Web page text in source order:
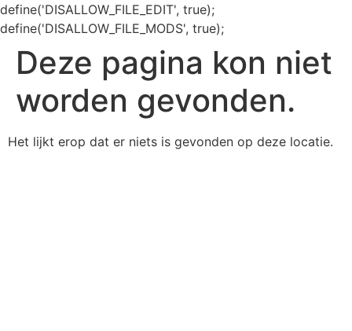
define('DISALLOW_FILE_EDIT', true);
define('DISALLOW_FILE_MODS', true);
Deze pagina kon niet
worden gevonden.
Het lijkt erop dat er niets is gevonden op deze locatie.